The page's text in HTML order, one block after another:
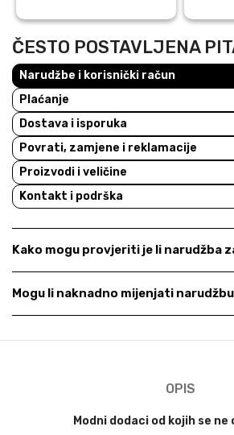
ČESTO POSTAVLJENA
Narudžbe i korisnički račun
Plaćanje
Dostava i isporuka
Povrati, zamjene i reklamacije
Proizvodi i veličine
Kontakt i podrška
Kako mogu provjeriti je li narudžba
Mogu li naknadno mijenjati
OPIS
Modni dodaci od kojih se ne